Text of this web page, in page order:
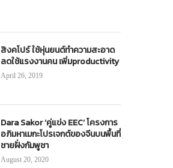
สิงคโปร์ ใช้หุ่นยนต์ทำความสะอาด
ลดใช้แรงงานคน เพิ่มproductivity
April 26, 2019
Dara Sakor ‘คู่แข่ง EEC’ โครงการ
อภิมหาเมกะโปรเจกต์ของจีนบนพื้นที่
ชายฝั่งกัมพูชา
August 20, 2020